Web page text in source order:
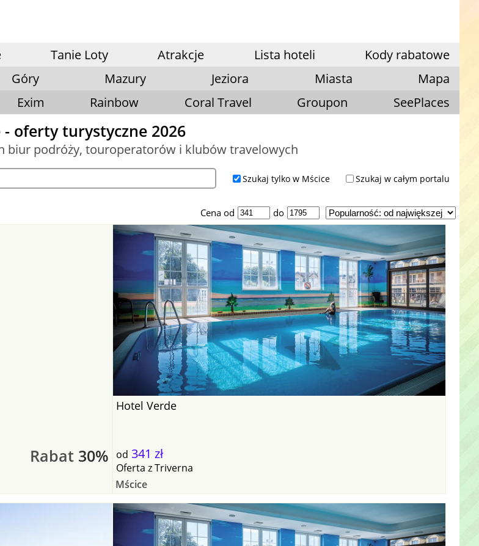
Tanie Loty Atrakcje Lista hoteli
Kody rabatowe
Góry Mazury Jeziora Miasta
Mapa
Exim Rainbow Coral Travel Groupon SeePlaces
- oferty turystyczne 2026
biur podróży, touroperatorów i klubów travelowych
Szukaj tylko w Mścice Szukaj w całym portalu
Cena od do
Rabat 30%
Hotel Verde
od 341 zł
Oferta zTriverna
Mścice